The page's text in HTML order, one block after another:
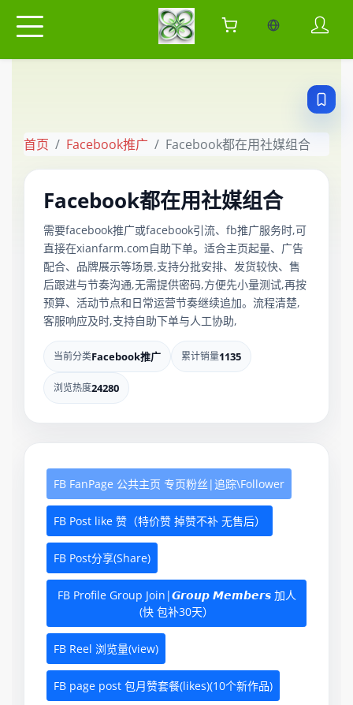
当前语言：中
首页 Facebook推广 Facebook都在用社媒组合
Facebook都在用社媒组合
需要facebook推广或facebook引流、fb推广服务时,可
直接在xianfarm.com自助下单。适合主页起量、广告
配合、品牌展示等场景,支持分批安排、发货较快、售
后跟进与节奏沟通,无需提供密码,方便先小量测试,再按
预算、活动节点和日常运营节奏继续追加。流程清楚,
客服响应及时,支持自助下单与人工协助,
当前分类Facebook推广 累计销量1135
浏览热度24280
FB FanPage 公共主页 专页粉丝|追踪\Follower
FB Post like 赞（特价赞 掉赞不补 无售后）
FB Post分享(Share)
FB Profile Group Join|𝙂𝙧𝙤𝙪𝙥 𝙈𝙚𝙢𝙗𝙚𝙧𝙨 加人
(快 包补30天）
FB Reel 浏览量(view)
FB page post 包月赞套餐(likes)(10个新作品)